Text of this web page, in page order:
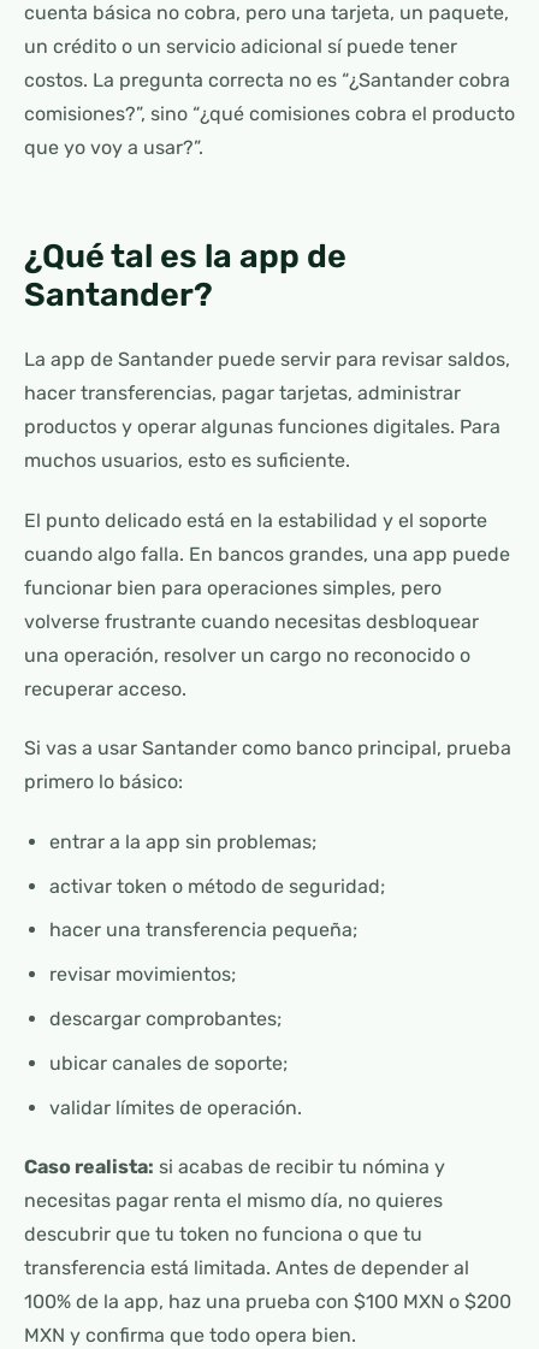
cuenta básica no cobra, pero una tarjeta, un paquete,
un crédito o un servicio adicional sí puede tener
costos. La pregunta correcta no es “¿Santander cobra
comisiones?”, sino “¿qué comisiones cobra el producto
que yo voy a usar?”.
¿Qué tal es la app de
Santander?
La app de Santander puede servir para revisar saldos,
hacer transferencias, pagar tarjetas, administrar
productos y operar algunas funciones digitales. Para
muchos usuarios, esto es suficiente.
El punto delicado está en la estabilidad y el soporte
cuando algo falla. En bancos grandes, una app puede
funcionar bien para operaciones simples, pero
volverse frustrante cuando necesitas desbloquear
una operación, resolver un cargo no reconocido o
recuperar acceso.
Si vas a usar Santander como banco principal, prueba
primero lo básico:
entrar a la app sin problemas;
activar token o método de seguridad;
hacer una transferencia pequeña;
revisar movimientos;
descargar comprobantes;
ubicar canales de soporte;
validar límites de operación.
Caso realista: si acabas de recibir tu nómina y
necesitas pagar renta el mismo día, no quieres
descubrir que tu token no funciona o que tu
transferencia está limitada. Antes de depender al
100% de la app, haz una prueba con $100 MXN o $200
MXN y confirma que todo opera bien.